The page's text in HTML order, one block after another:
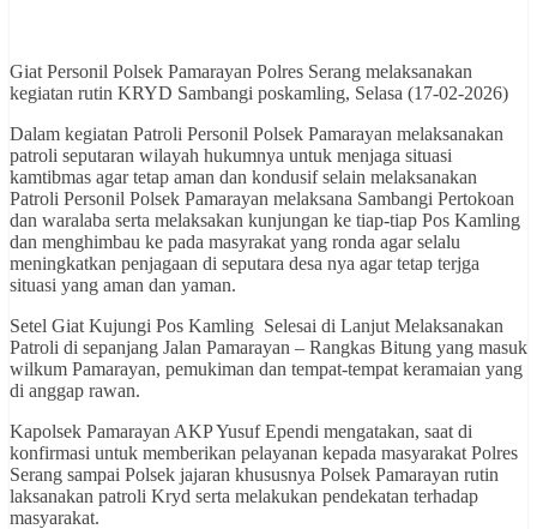
Giat Personil Polsek Pamarayan Polres Serang melaksanakan
kegiatan rutin KRYD Sambangi poskamling, Selasa (17-02-2026)
Dalam kegiatan Patroli Personil Polsek Pamarayan melaksanakan
patroli seputaran wilayah hukumnya untuk menjaga situasi
kamtibmas agar tetap aman dan kondusif selain melaksanakan
Patroli Personil Polsek Pamarayan melaksana Sambangi Pertokoan
dan waralaba serta melaksakan kunjungan ke tiap-tiap Pos Kamling
dan menghimbau ke pada masyrakat yang ronda agar selalu
meningkatkan penjagaan di seputara desa nya agar tetap terjga
situasi yang aman dan yaman.
Setel Giat Kujungi Pos Kamling Selesai di Lanjut Melaksanakan
Patroli di sepanjang Jalan Pamarayan – Rangkas Bitung yang masuk
wilkum Pamarayan, pemukiman dan tempat-tempat keramaian yang
di anggap rawan.
Kapolsek Pamarayan AKP Yusuf Ependi mengatakan, saat di
konfirmasi untuk memberikan pelayanan kepada masyarakat Polres
Serang sampai Polsek jajaran khususnya Polsek Pamarayan rutin
laksanakan patroli Kryd serta melakukan pendekatan terhadap
masyarakat.